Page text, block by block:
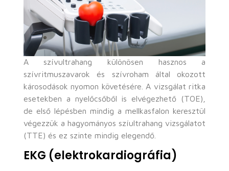
A szívultrahang különösen hasznos a
szívritmuszavarok és szívroham által okozott
károsodások nyomon követésére. A vizsgálat ritka
esetekben a nyelőcsőből is elvégezhető (TOE),
de első lépésben mindig a mellkasfalon keresztül
végezzük a hagyományos szíultrahang vizsgálatot
(TTE) és ez szinte mindig elegendő.
EKG (elektrokardiográfia)